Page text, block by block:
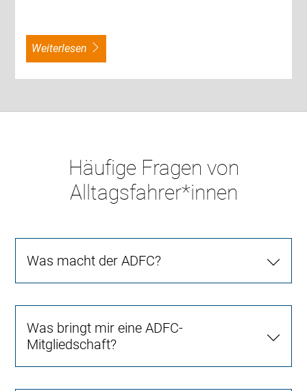
weiterlesen
Häufige Fragen von
Alltagsfahrer*innen
Was macht der ADFC?
Was bringt mir eine ADFC-
Mitgliedschaft?